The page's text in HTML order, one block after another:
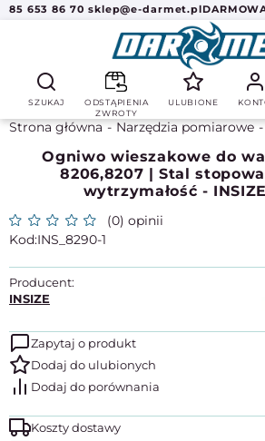
85 653 86 70 sklep@e-darmet.pl
SZUKAJ
ODSTĄPIENIA
ZWROTY
ULUBIONE
Strona główna Narzędzia pomiarowe
Ogniwo wieszakowe do
8206,8207 | Stal
wytrzymałość -
(0) opinii
INS_8290-1
Producent:
INSIZE
Zapytaj o produkt
Koszty dostawy